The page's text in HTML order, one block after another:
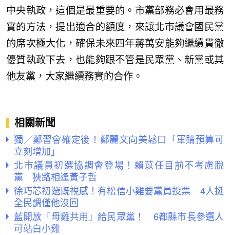
中央執政，這個是最重要的。市黨部務必會用最務
實的方法，提出適合的額度，來讓北市議會國民黨
的席次極大化，確保未來四年蔣萬安能夠繼續貫徹
優質執政下去，也能夠跟不管是民眾黨、新黨或其
他友黨，大家繼續務實的合作。
相關新聞
獨／鄭習會確定後！鄭麗文向美鬆口「軍購預算可
立刻增加」
北市議員初選協調會登場！賴苡任目前不考慮脫
黨 狹路相逢黃子哲
徐巧芯初選既視感！有松信小雞要黨員投票 4人挺
全民調僅他沒回
藍開放「母雞共用」給民眾黨！ 6都縣市長參選人
可站白小雞